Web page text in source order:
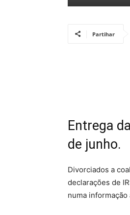
Partihar
Entrega
de junho.
Divorciados a
declarações de
numa